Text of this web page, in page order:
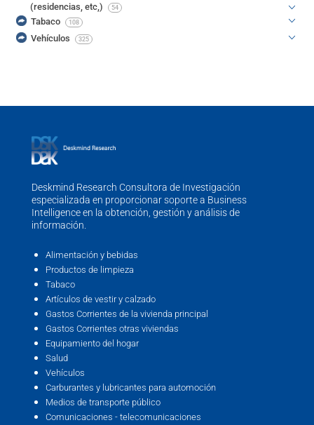
(residencias, etc,) 54
Tabaco 108
Vehículos 325
Deskmind Research Consultora de Investigación
especializada en proporcionar soporte a Business
Intelligence en la obtención, gestión y análisis de
información.
Alimentación y bebidas
Productos de limpieza
Tabaco
Artículos de vestir y calzado
Gastos Corrientes de la vivienda principal
Gastos Corrientes otras viviendas
Equipamiento del hogar
Salud
Vehículos
Carburantes y lubricantes para automoción
Medios de transporte público
Comunicaciones - telecomunicaciones